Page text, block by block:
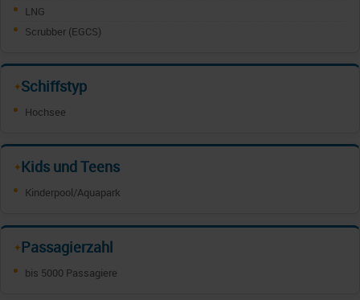
LNG
Scrubber (EGCS)
✦Schiffstyp
Hochsee
✦Kids und Teens
Kinderpool/Aquapark
✦Passagierzahl
bis 5000 Passagiere